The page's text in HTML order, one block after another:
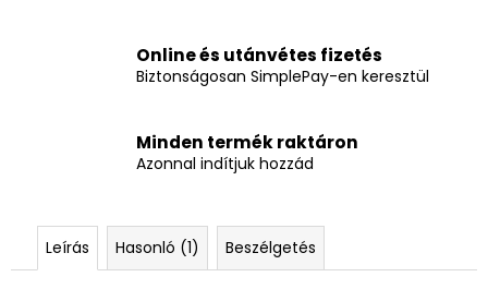
Online és utánvétes fizetés
Biztonságosan SimplePay-en keresztül
Minden termék raktáron
Azonnal indítjuk hozzád
Leírás Hasonló (1) Beszélgetés